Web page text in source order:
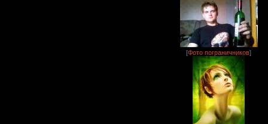
[Фото пограничников]